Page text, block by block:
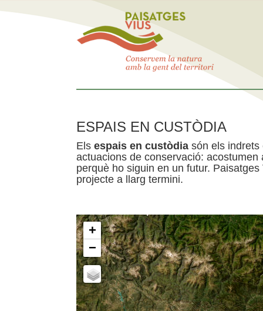
ESPAIS EN CUSTÒDIA
Els espais en custòdia són els indrets
actuacions de conservació:
perquè ho siguin en un futur.
projecte a llarg termini.
+
−